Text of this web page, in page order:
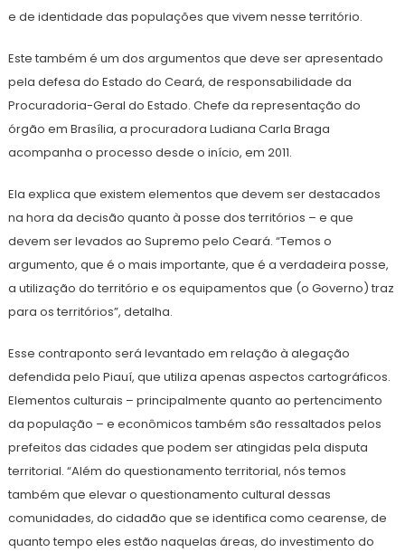
e de identidade das populações que vivem nesse território.
Este também é um dos argumentos que deve ser apresentado
pela defesa do Estado do Ceará, de responsabilidade da
Procuradoria-Geral do Estado. Chefe da representação do
órgão em Brasília, a procuradora Ludiana Carla Braga
acompanha o processo desde o início, em 2011.
Ela explica que existem elementos que devem ser destacados
na hora da decisão quanto à posse dos territórios – e que
devem ser levados ao Supremo pelo Ceará. “Temos o
argumento, que é o mais importante, que é a verdadeira posse,
a utilização do território e os equipamentos que (o Governo) traz
para os territórios”, detalha.
Esse contraponto será levantado em relação à alegação
defendida pelo Piauí, que utiliza apenas aspectos cartográficos.
Elementos culturais – principalmente quanto ao pertencimento
da população – e econômicos também são ressaltados pelos
prefeitos das cidades que podem ser atingidas pela disputa
territorial. “Além do questionamento territorial, nós temos
também que elevar o questionamento cultural dessas
comunidades, do cidadão que se identifica como cearense, de
quanto tempo eles estão naquelas áreas, do investimento do